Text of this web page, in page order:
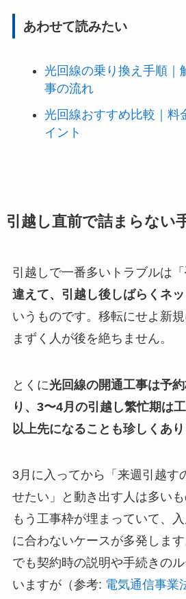
あわせて読みたい
光回線の乗り換え手順｜
事の流れ
光回線おすすめ比較｜料
イント
引越し直前で詰まらない
引越しで一番多いトラブルは「
違えて、引越し後しばらくネ
いうものです。移転にせよ新
まずく人が後を絶ちません。
とくに光回線の開通工事は予
り、3〜4月の引越し繁忙期は
以上先になることも珍しくあ
3月に入ってから「来週引越す
せたい」と動き出す人は多い
もう工事枠が埋まっていて、
に合わないケースが多発しま
でも契約時の説明や手続きの
いますが（参考: 電気通信事業